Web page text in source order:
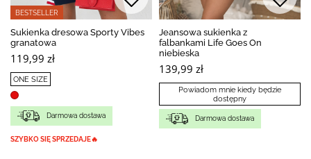
BESTSELLER
Sukienka dresowa Sporty Vibes
granatowa
119,99 zł
ONE SIZE
Darmowa dostawa
SZYBKO SIĘ SPRZEDAJE🔥
Jeansowa sukienka z
falbankami Life Goes On
niebieska
139,99 zł
Powiadom mnie kiedy będzie
dostępny
Darmowa dostawa